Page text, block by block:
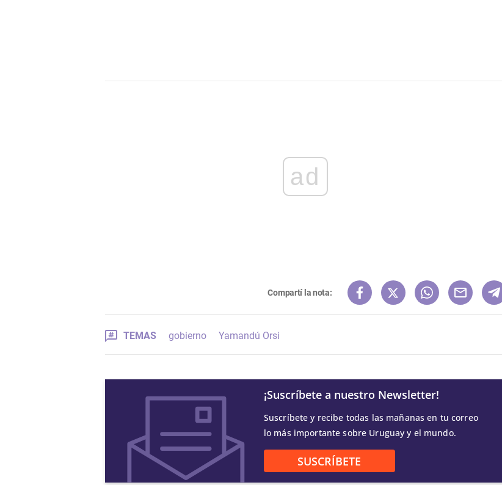
ad
Compartí la nota:
TEMAS gobierno Yamandú Orsi
¡Suscríbete a nuestro Newsletter!
Suscríbete y recibe todas las mañanas en tu correo
lo más importante sobre Uruguay y el mundo.
SUSCRÍBETE